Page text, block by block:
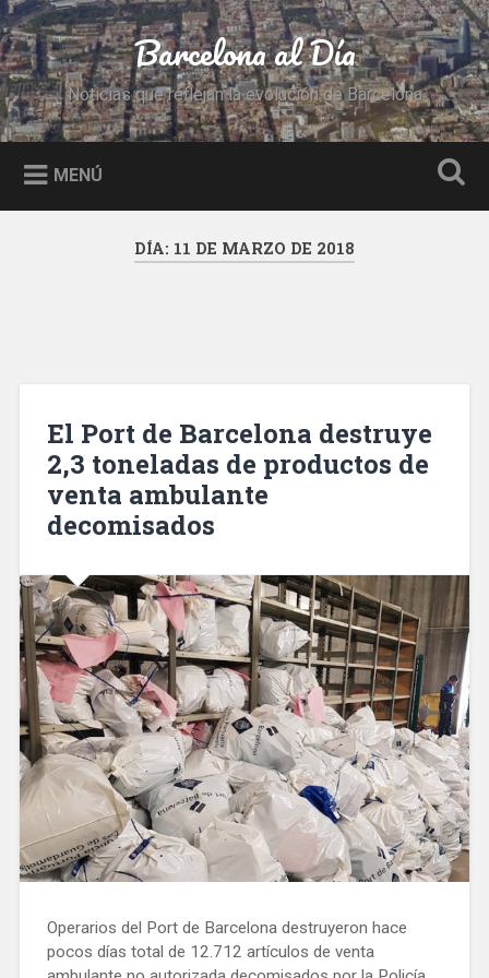
Saltar
al
contenido
Buscar Barcelona al Día
Noticias que reflejan la evolución de Barcelona
MENÚ
DÍA: 11 DE MARZO DE 2018
El Port de Barcelona destruye
2,3 toneladas de productos de
venta ambulante
decomisados
Operarios del Port de Barcelona destruyeron hace
pocos días total de 12.712 artículos de venta